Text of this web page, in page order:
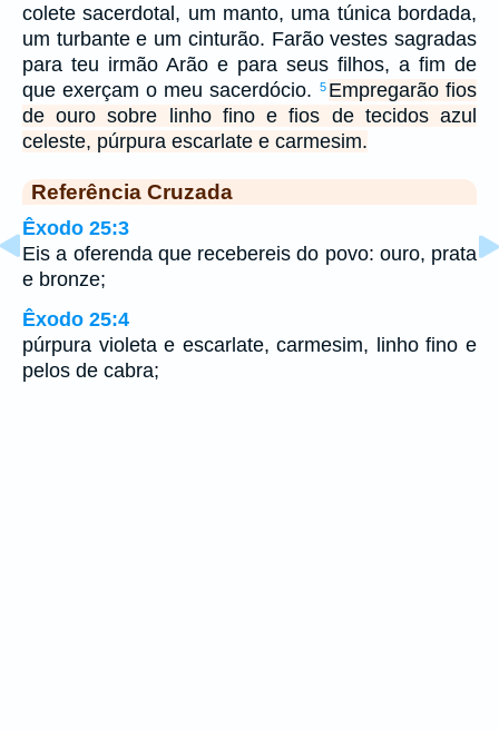
colete sacerdotal, um manto, uma túnica bordada,
um turbante e um cinturão. Farão vestes sagradas
para teu irmão Arão e para seus filhos, a fim de
que exerçam o meu sacerdócio.
5 Empregarão fios
de ouro sobre linho fino e fios de tecidos azul
celeste, púrpura escarlate e carmesim.
Referência Cruzada
Êxodo 25:3
Eis a oferenda que recebereis do povo: ouro, prata
e bronze;
Êxodo 25:4
púrpura violeta e escarlate, carmesim, linho fino e
pelos de cabra;